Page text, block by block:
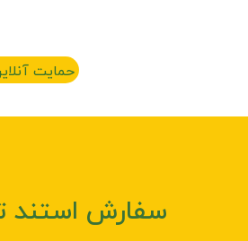
حمایت
سفارش استند